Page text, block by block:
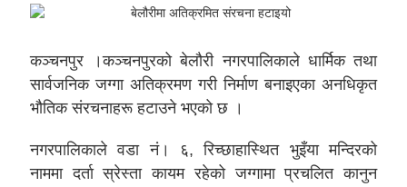
कञ्चनपुर ।कञ्चनपुरको बेलौरी नगरपालिकाले धार्मिक तथा
सार्वजनिक जग्गा अतिक्रमण गरी निर्माण बनाइएका अनधिकृत
भौतिक संरचनाहरू हटाउने भएको छ ।
नगरपालिकाले वडा नं। ६, रिच्छाहास्थित भुइँया मन्दिरको
नाममा दर्ता स्रेस्ता कायम रहेको जग्गामा प्रचलित कानुन